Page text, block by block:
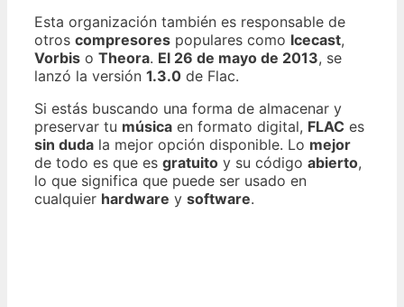
Esta organización también es responsable de
otros compresores populares como Icecast,
Vorbis o Theora. El 26 de mayo de 2013, se
lanzó la versión 1.3.0 de Flac.
Si estás buscando una forma de almacenar y
preservar tu música en formato digital, FLAC es
sin duda la mejor opción disponible. Lo mejor
de todo es que es gratuito y su código abierto,
lo que significa que puede ser usado en
cualquier hardware y software.